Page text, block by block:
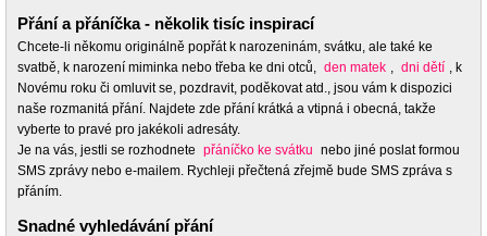
Přání a přáníčka - několik tisíc inspirací
Chcete-li někomu originálně popřát k narozeninám, svátku, ale také ke
svatbě, k narození miminka nebo třeba ke dni otců, den matek , dni dětí , k
Novému roku či omluvit se, pozdravit, poděkovat atd., jsou vám k dispozici
naše rozmanitá přání. Najdete zde přání krátká a vtipná i obecná, takže
vyberte to pravé pro jakékoli adresáty.
Je na vás, jestli se rozhodnete přáníčko ke svátku nebo jiné poslat formou
SMS zprávy nebo e-mailem. Rychleji přečtená zřejmě bude SMS zpráva s
přáním.
Snadné vyhledávání přání